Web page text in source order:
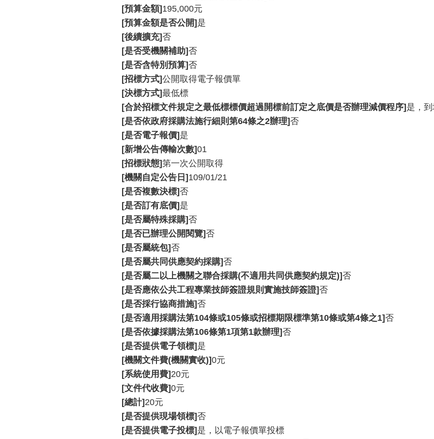
[預算金額] 195,000元
[預算金額是否公開] 是
[後續擴充]否
[是否受機關補助]否
[是否含特別預算]否
[招標方式]公開取得電子報價單
[決標方式]最低標
[合於招標文件規定之最低標標價超過開標前訂定之底價是否辦理減價程序] 是，
[是否依政府採購法施行細則第64條之2辦理]否
[是否電子報價] 是
[新增公告傳輸次數]01
[招標狀態]第一次公開取得
[機關自定公告日] 109/01/21
[是否複數決標]否
[是否訂有底價] 是
[是否屬特殊採購]否
[是否已辦理公開閱覽]否
[是否屬統包]否
[是否屬共同供應契約採購]否
[是否屬二以上機關之聯合採購(不適用共同供應契約規定)]否
[是否應依公共工程專業技師簽證規則實施技師簽證]否
[是否採行協商措施]否
[是否適用採購法第104條或105條或招標期限標準第10條或第4條之1]否
[是否依據採購法第106條第1項第1款辦理]否
[是否提供電子領標] 是
[機關文件費(機關實收)]0元
[系統使用費] 20元
[文件代收費]0元
[總計] 20元
[是否提供現場領標]否
[是否提供電子投標] 是，以電子報價單投標